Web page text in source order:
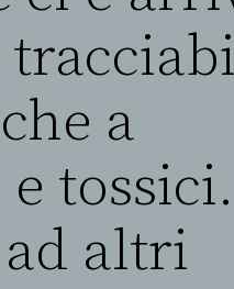
a
ad altri